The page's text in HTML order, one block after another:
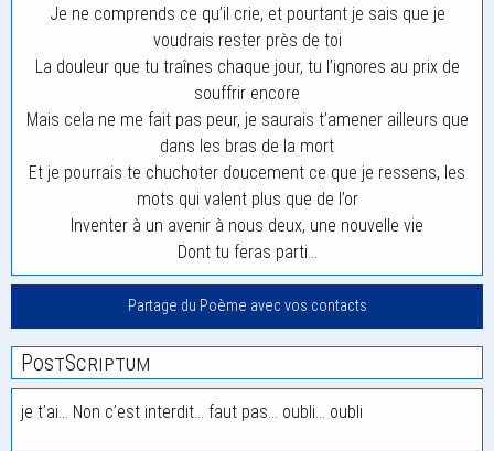
Je ne comprends ce qu’il crie, et pourtant je sais que je
voudrais rester près de toi
La douleur que tu traînes chaque jour, tu l’ignores au prix de
souffrir encore
Mais cela ne me fait pas peur, je saurais t’amener ailleurs que
dans les bras de la mort
Et je pourrais te chuchoter doucement ce que je ressens, les
mots qui valent plus que de l’or
Inventer à un avenir à nous deux, une nouvelle vie
Dont tu feras parti…
Partage du Poème avec vos contacts
PostScriptum
je t’ai… Non c’est interdit… faut pas… oubli… oubli